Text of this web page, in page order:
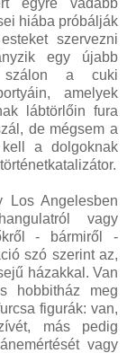
hiába próbálják
szervezni
egy újabb
szálon a cuki
amelyek
lábtörlőin fura
de mégsem a
kell a dolgoknak
Los Angelesben
vagy
- bármiről -
szó szerint az,
házakkal. Van
hobbitház meg
figurák: van,
más pedig
vagy